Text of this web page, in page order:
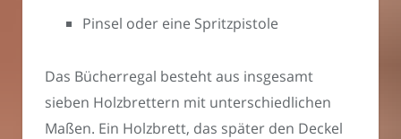
Pinsel oder eine Spritzpistole
Das Bücherregal besteht aus insgesamt
sieben Holzbrettern mit unterschiedlichen
Maßen. Ein Holzbrett, das später den Deckel